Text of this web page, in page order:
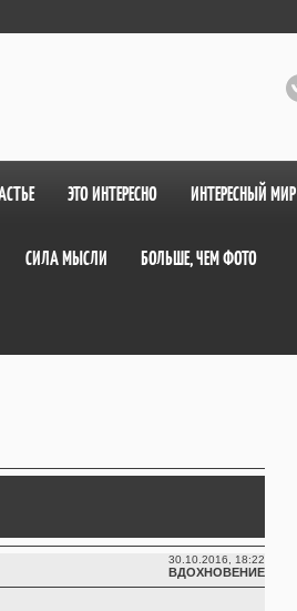
ЭТО ИНТЕРЕСНО ИНТЕРЕСНЫЙ МИР
СИЛА МЫСЛИ БОЛЬШЕ, ЧЕМ ФОТО
30.10.2016, 18:22
ВДОХНОВЕНИЕ